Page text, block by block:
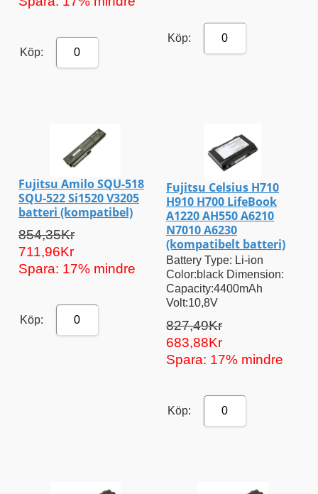
Köp: 0
Köp: 0
Fujitsu Amilo SQU-518
SQU-522 Si1520 V3205
batteri (kompatibel)
854,35Kr
711,96Kr
Spara: 17% mindre
Köp: 0
Fujitsu Celsius H710
H910 H700 LifeBook
A1220 AH550 A6210
N7010 A6230
(kompatibelt batteri)
Battery Type: Li-ion
Color:black Dimension:
Capacity:4400mAh
Volt:10,8V
827,49Kr
683,88Kr
Spara: 17% mindre
Köp: 0